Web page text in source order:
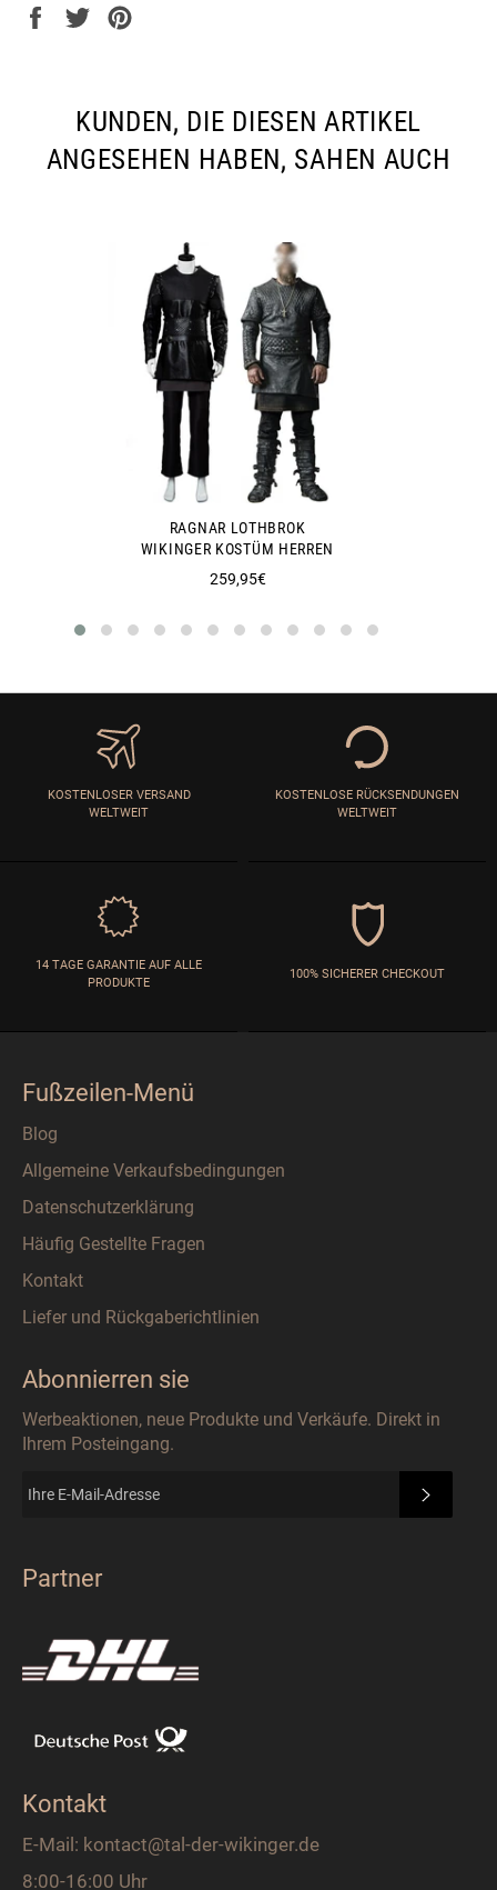
Auf
Auf
KUNDEN, DIE DIESEN ARTIKEL
ANGESEHEN HABEN, SAHEN AUCH
RAGNAR LOTHBROK
WIKINGER KOSTÜM HERREN
Normaler
259,95€
KOSTENLOSER VERSAND
WELTWEIT
KOSTENLOSE RÜCKSENDUNGEN
WELTWEIT
14 TAGE GARANTIE AUF ALLE
PRODUKTE
100% SICHERER CHECKOUT
Fußzeilen-Menü
Blog
Allgemeine Verkaufsbedingungen
Datenschutzerklärung
Häufig Gestellte Fragen
Kontakt
Liefer und Rückgaberichtlinien
Abonnierren sie
Werbeaktionen, neue Produkte und Verkäufe. Direkt in
Ihrem Posteingang.
Partner
Kontakt
E-Mail: kontact@tal-der-wikinger.de
8:00-16:00 Uhr